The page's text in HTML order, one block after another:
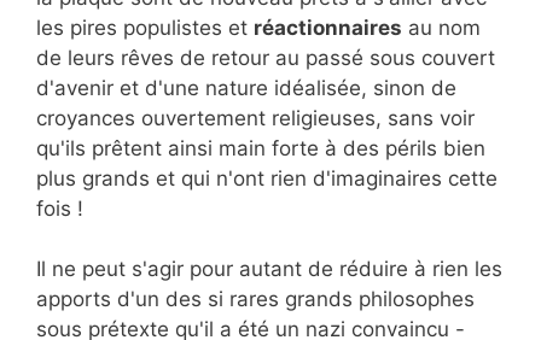
les pires populistes et réactionnaires au nom
de leurs rêves de retour au passé sous couvert
d'avenir et d'une nature idéalisée, sinon de
croyances ouvertement religieuses, sans voir
qu'ils prêtent ainsi main forte à des périls bien
plus grands et qui n'ont rien d'imaginaires cette
fois !
Il ne peut s'agir pour autant de réduire à rien les
apports d'un des si rares grands philosophes
sous prétexte qu'il a été un nazi convaincu -